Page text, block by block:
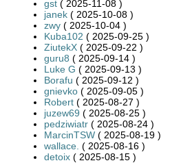
gst ( 2025-11-08 )
janek ( 2025-10-08 )
zwy ( 2025-10-04 )
Kuba102 ( 2025-09-25 )
ZiutekX ( 2025-09-22 )
guru8 ( 2025-09-14 )
Luke G ( 2025-09-13 )
Borafu ( 2025-09-12 )
gnievko ( 2025-09-05 )
Robert ( 2025-08-27 )
juzew69 ( 2025-08-25 )
pedziwiatr ( 2025-08-24 )
MarcinTSW ( 2025-08-19 )
wallace. ( 2025-08-16 )
detoix ( 2025-08-15 )